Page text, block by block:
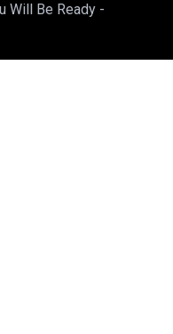
Will Be Ready -